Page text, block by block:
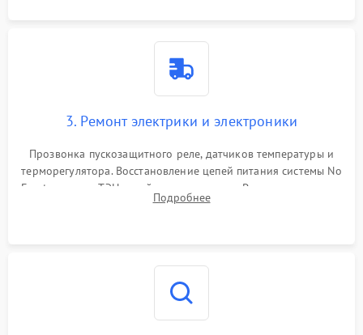
3. Ремонт электрики и электроники
Прозвонка пускозащитного реле, датчиков температуры и
терморегулятора. Восстановление цепей питания системы No
Frost, включая ТЭН оттайки и вентилятор. Ремонт или замена
платы управления при сбоях алгоритмов.
Подробнее